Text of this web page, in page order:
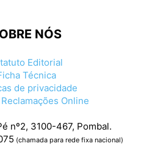
NÓS
Editorial
Técnica
de privacidade
Online
nº2, 3100-467, Pombal.
(chamada para rede fixa nacional)